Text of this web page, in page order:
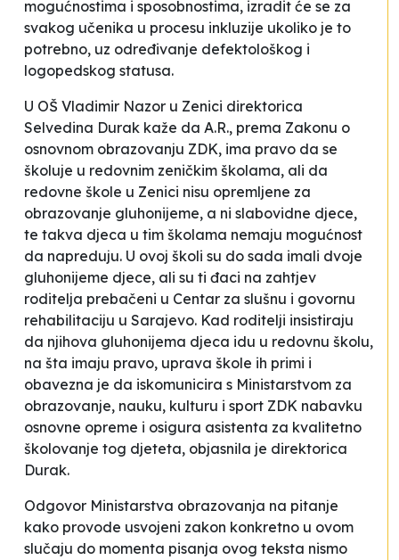
mogućnostima i sposobnostima, izradit će se za
svakog učenika u procesu inkluzije ukoliko je to
potrebno, uz određivanje defektološkog i
logopedskog statusa.
U OŠ Vladimir Nazor u Zenici direktorica
Selvedina Durak kaže da A.R., prema Zakonu o
osnovnom obrazovanju ZDK, ima pravo da se
školuje u redovnim zeničkim školama, ali da
redovne škole u Zenici nisu opremljene za
obrazovanje gluhonijeme, a ni slabovidne djece,
te takva djeca u tim školama nemaju mogućnost
da napreduju. U ovoj školi su do sada imali dvoje
gluhonijeme djece, ali su ti đaci na zahtjev
roditelja prebačeni u Centar za slušnu i govornu
rehabilitaciju u Sarajevo. Kad roditelji insistiraju
da njihova gluhonijema djeca idu u redovnu školu,
na šta imaju pravo, uprava škole ih primi i
obavezna je da iskomunicira s Ministarstvom za
obrazovanje, nauku, kulturu i sport ZDK nabavku
osnovne opreme i osigura asistenta za kvalitetno
školovanje tog djeteta, objasnila je direktorica
Durak.
Odgovor Ministarstva obrazovanja na pitanje
kako provode usvojeni zakon konkretno u ovom
slučaju do momenta pisanja ovog teksta nismo